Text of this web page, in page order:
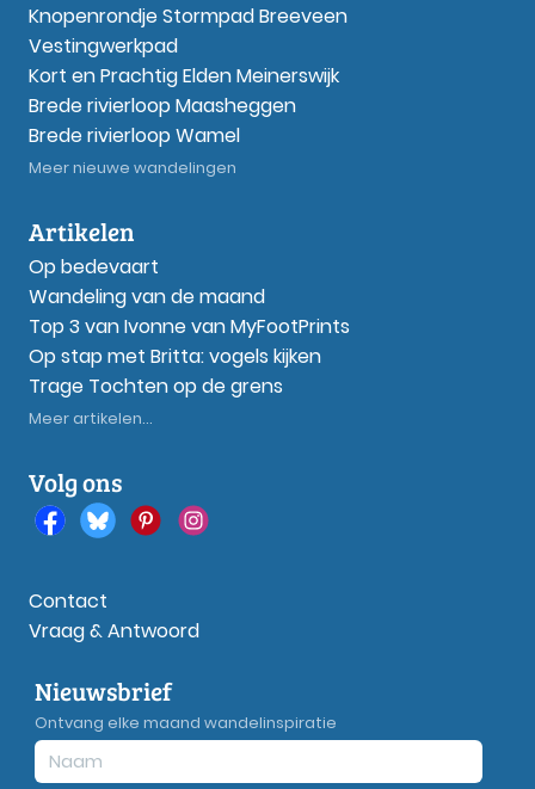
Knopenrondje Stormpad Breeveen
Vestingwerkpad
Kort en Prachtig Elden Meinerswijk
Brede rivierloop Maasheggen
Brede rivierloop Wamel
Meer nieuwe wandelingen
Artikelen
Op bedevaart
Wandeling van de maand
Top 3 van Ivonne van MyFootPrints
Op stap met Britta: vogels kijken
Trage Tochten op de grens
Meer artikelen...
Volg ons
Contact
Vraag & Antwoord
Nieuwsbrief
Ontvang elke maand wandelinspiratie